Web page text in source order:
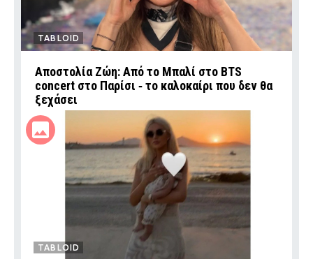
TABLOID
Αποστολία Ζώη: Από το Μπαλί στο BTS
concert στο Παρίσι ‑ το καλοκαίρι που δεν θα
ξεχάσει
TABLOID